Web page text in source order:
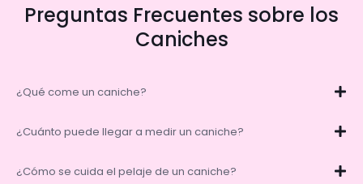
Preguntas Frecuentes sobre los
Caniches
¿Qué come un caniche?
¿Cuánto puede llegar a medir un caniche?
¿Cómo se cuida el pelaje de un caniche?